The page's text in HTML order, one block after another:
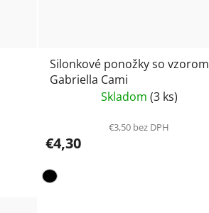
Silonkové ponožky so vzorom
Gabriella Cami
Skladom (3 ks)
€3,50 bez DPH
€4,30